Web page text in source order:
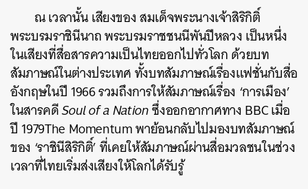
ณ เวลานั้น เสียงของ สมเด็จพระนางเจ้าสิริกิติ์
พระบรมราชินีนาถ พระบรมราชชนนีพันปีหลวง เป็นหนึ่ง
ในเสียงที่สื่อสารความเป็นไทยออกไปทั่วโลก ด้วยบท
สัมภาษณ์ในต่างประเทศ ทั้งบทสัมภาษณ์เรื่องแฟชั่นกับสื่อ
อังกฤษในปี 1966 รวมถึงการให้สัมภาษณ์เรื่อง ‘การเมือง’
ในสารคดีSoul of a Nationซึ่งออกอากาศทาง BBC เมื่อ
ปี 1979The Momentum พาย้อนกลับไปมองบทสัมภาษณ์
ของ ‘ราชินีสิริกิติ์’ ที่เคยให้สัมภาษณ์ผ่านสื่อมวลชนในช่วง
เวลาที่ไทยเริ่มส่งเสียงให้โลกได้รับรู้